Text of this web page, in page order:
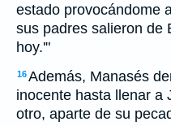
estado provocándome
sus padres salieron de
hoy.'"
16Además, Manasés
inocente hasta llenar a
otro, aparte de su